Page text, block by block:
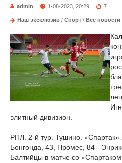
admin 1-08-2023, 20:29 7
Наш эксклюзив / Спорт / Все новости
элитный дивизион.
РПЛ. 2-й тур. Тушино. «Спартак»
Бонгонда, 43, Промес, 84 -
Балтийцы в матче со